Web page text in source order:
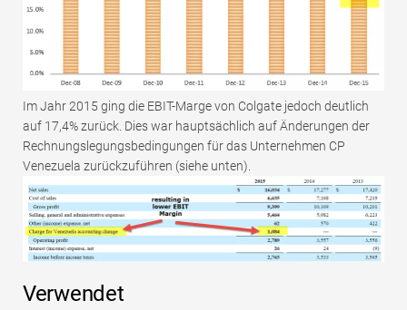
Im Jahr 2015 ging die EBIT-Marge von Colgate jedoch deutlich
auf 17,4% zurück. Dies war hauptsächlich auf Änderungen der
Rechnungslegungsbedingungen für das Unternehmen CP
Venezuela zurückzuführen (siehe unten).
Verwendet